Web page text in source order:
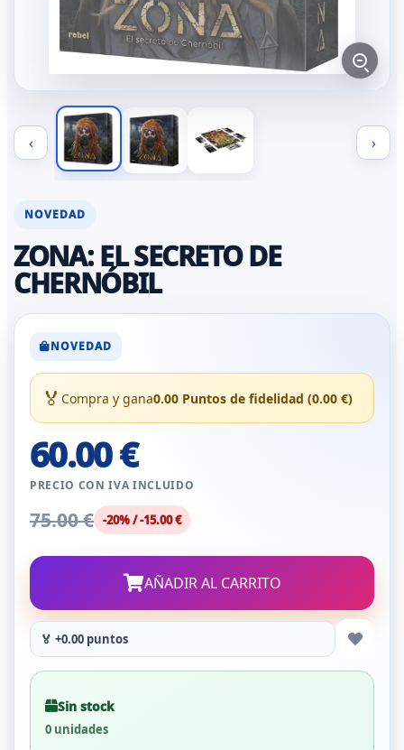
‹ ›
NOVEDAD
ZONA: EL SECRETO DE
CHERNÓBIL
NOVEDAD
🏅 Compra y gana0.00 Puntos de fidelidad (0.00 €)
60.00 €
PRECIO CON IVA INCLUIDO
75.00 € -20% / -15.00 €
AÑADIR AL CARRITO
🏅 +0.00 puntos
Sin stock
0 unidades